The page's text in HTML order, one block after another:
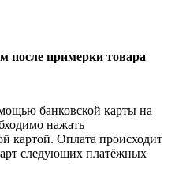
после примерки товара
банковской карты на
нажать
картой. Оплата происходит
следующих платёжных